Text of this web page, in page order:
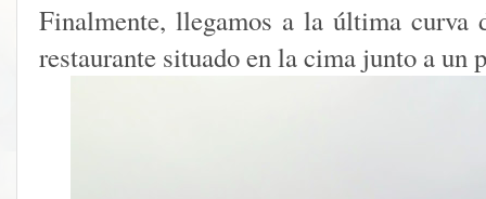
Finalmente, llegamos a la última curva
restaurante situado en la cima junto a un